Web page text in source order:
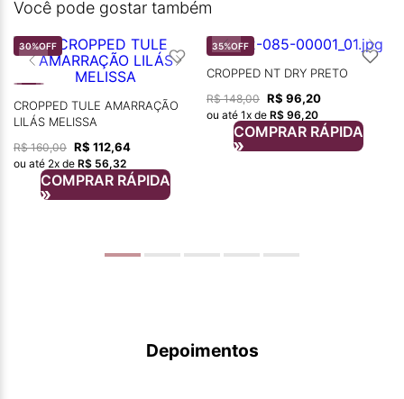
Você pode gostar também
30%OFF
CROPPED TULE AMARRAÇÃO
LILÁS MELISSA
R$ 160,00 R$ 112,64
ou até 2x de R$ 56,32
COMPRAR RÁPIDA
35%OFF
CROPPED NT DRY PRETO
R$ 148,00 R$ 96,20
ou até 1x de R$ 96,20
COMPRAR RÁPIDA
Depoimentos